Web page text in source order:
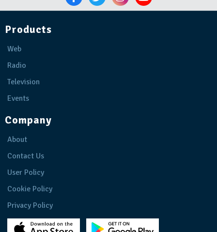
Products
Web
Radio
Television
Events
Company
About
Contact Us
User Policy
Cookie Policy
Privacy Policy